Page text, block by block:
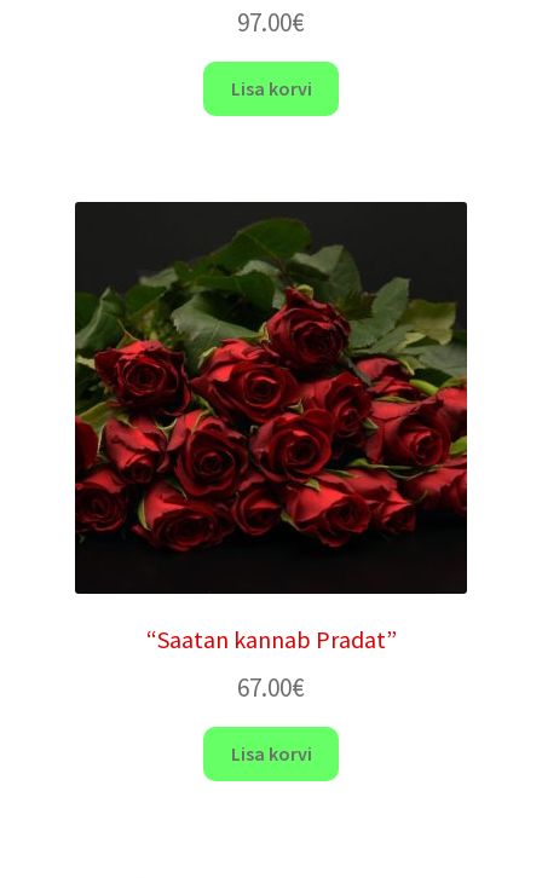
97.00€
Lisa korvi
“Saatan kannab Pradat”
67.00€
Lisa korvi